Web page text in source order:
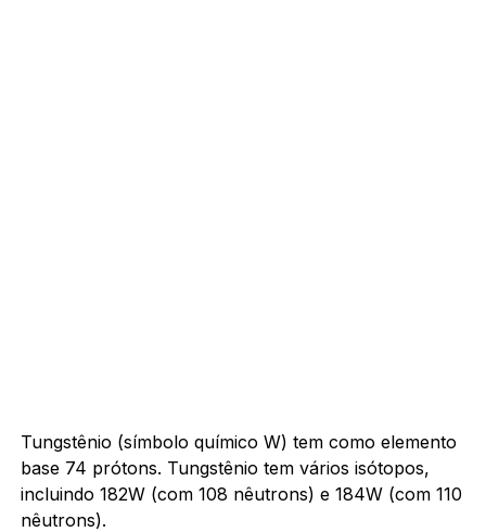
Tungstênio (símbolo químico W) tem como elemento
base 74 prótons. Tungstênio tem vários isótopos,
incluindo 182W (com 108 nêutrons) e 184W (com 110
nêutrons).